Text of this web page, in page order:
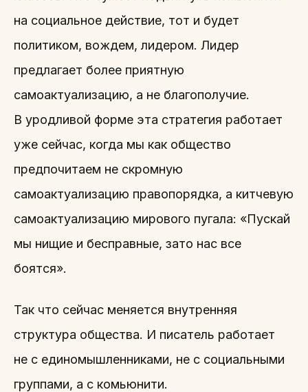
на социальное действие, тот и будет
политиком, вождем, лидером. Лидер
предлагает более приятную
самоактуализацию, а не благополучие.
В уродливой форме эта стратегия работает
уже сейчас, когда мы как общество
предпочитаем не скромную
самоактуализацию правопорядка, а китчевую
самоактуализацию мирового пугала: «Пускай
мы нищие и бесправные, зато нас все
боятся».
Так что сейчас меняется внутренняя
структура общества. И писатель работает
не с единомышленниками, не с социальными
группами, а с комьюнити.